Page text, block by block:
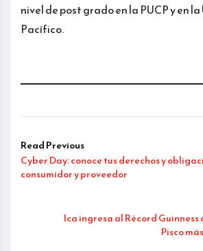
nivel de post grado en la PUCP y en
Pacífico.
Read Previous
Cyber Day: conoce tus derechos y
consumidor y proveedor
Ica ingresa al Récord
Pisco